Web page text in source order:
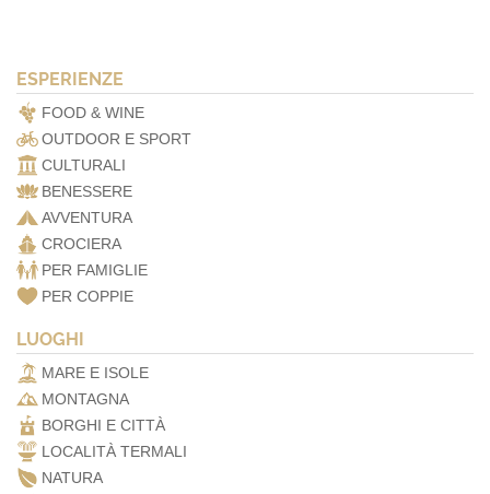
ESPERIENZE
FOOD & WINE
OUTDOOR E SPORT
CULTURALI
BENESSERE
AVVENTURA
CROCIERA
PER FAMIGLIE
PER COPPIE
LUOGHI
MARE E ISOLE
MONTAGNA
BORGHI E CITTÀ
LOCALITÀ TERMALI
NATURA